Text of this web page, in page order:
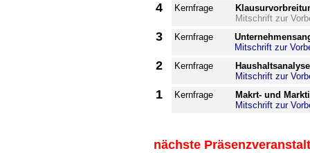
4
Kernfrage
Mitschrift zur
3 Kernfrage
Mitschrift zur
2 Kernfrage
Mitschrift zur
1 Kernfrage
Makrt- und
Mitschrift zur
nächste